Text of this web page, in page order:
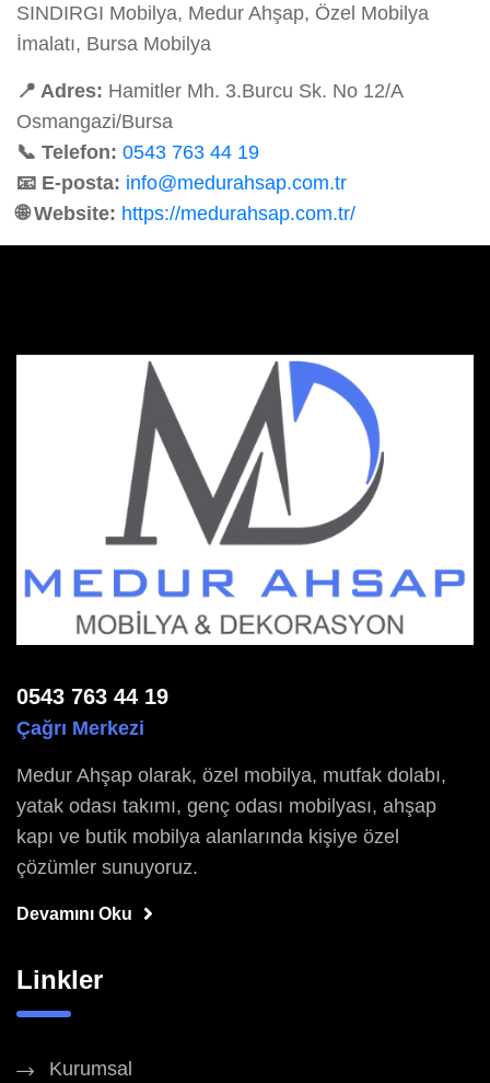
SINDIRGI Mobilya, Medur Ahşap, Özel Mobilya
İmalatı, Bursa Mobilya
📍 Adres: Hamitler Mh. 3.Burcu Sk. No 12/A
Osmangazi/Bursa
📞 Telefon: 0543 763 44 19
📧 E-posta: info@medurahsap.com.tr
🌐 Website: https://medurahsap.com.tr/
0543 763 44 19
Çağrı Merkezi
Medur Ahşap olarak, özel mobilya, mutfak dolabı,
yatak odası takımı, genç odası mobilyası, ahşap
kapı ve butik mobilya alanlarında kişiye özel
çözümler sunuyoruz.
Devamını Oku
Linkler
Kurumsal